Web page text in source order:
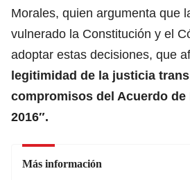
Morales, quien argumenta que
vulnerado la Constitución y el
adoptar estas decisiones, que
legitimidad de la justicia
compromisos del Acuerdo de
2016″.
Más información